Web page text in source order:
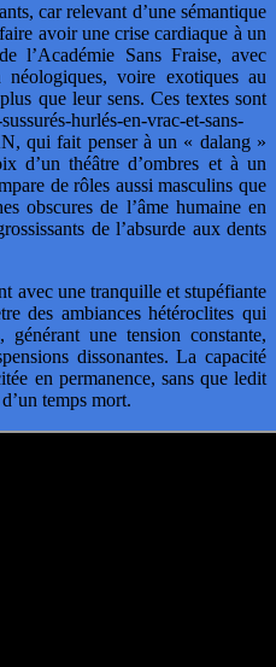
car relevant d’une sémantique
avoir une crise cardiaque à un
l’Académie Sans Fraise, avec
voire exotiques au
que leur sens. Ces textes sont
hurlés-en-vrac-et-sans-
qui fait penser à un « dalang »
d’un théâtre d’ombres et à un
de rôles aussi masculins que
obscures de l’âme humaine en
de l’absurde aux dents
avec une tranquille et stupéfiante
des ambiances hétéroclites qui
une tension constante,
dissonantes. La capacité
en permanence, sans que ledit
temps mort.